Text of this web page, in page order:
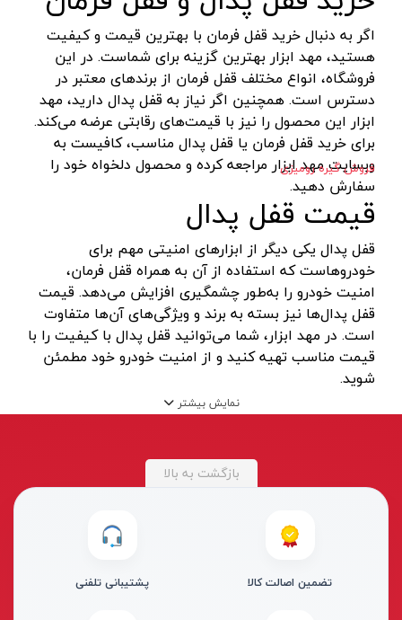
اینورتر جوشکاری
دستگاه جوش CO2
جوش تیگ-آرگون
دستگاه برش
کابل جوشکاری
ترانس جوش
سرپیک برشکاری
دسته هوا برش
ماسک جوشکاری
سایر ابزار جوشکاری
دستگاه های جوش لوله پلی اتیلن
کیت جوشکاری
دستگاه جوش الکتروفیوژن
خشک کن الکترود
میز برش
جاروبرقی صنعتی
سوماک- SUMAKE
هانیکو- HANICO
بوکی-BOKY
المکس- ELMAX
پوتیان- PUTIAN
زد سی سی- ZCC
هیرو- HERO
لکا- LEKA
آکاد- ACCUD
اشتیل- STIHL
شپخ- SCHEPPACH
تهران کیت- TEHRANKIT
فردان الکتریک- FARDAN ELECTRIC
صورتی
قهوه ای
دودی
نارنجی - سفید
آبی- مشکی- سفید
جنگلی
قرمز- طوسی
قرمز- مشکی- طوسی
بفش
RGB
طوسی روشن
سفید-آفتابی
سفید_آفتابی_انبه‌ای
سفید-نچرال-آفتابی
اگر به دنبال خرید قفل فرمان با بهترین قیمت و کیفیت
هستید، مهد ابزار بهترین گزینه برای شماست. در این
فروشگاه، انواع مختلف قفل فرمان از برندهای معتبر در
دسترس است. همچنین اگر نیاز به قفل پدال دارید، مهد
ابزار این محصول را نیز با قیمت‌های رقابتی عرضه می‌کند.
برای خرید قفل فرمان یا قفل پدال مناسب، کافیست به
وبسایت مهد ابزار مراجعه کرده و محصول دلخواه خود را
سفارش دهید.
فروش گیره رومیزی
قیمت قفل پدال
قفل پدال یکی دیگر از ابزارهای امنیتی مهم برای
خودروهاست که استفاده از آن به همراه قفل فرمان،
امنیت خودرو را به‌طور چشمگیری افزایش می‌دهد. قیمت
قفل پدال‌ها نیز بسته به برند و ویژگی‌های آن‌ها متفاوت
است. در مهد ابزار، شما می‌توانید قفل پدال با کیفیت را با
قیمت مناسب تهیه کنید و از امنیت خودرو خود مطمئن
شوید.
نمایش بیشتر
بازگشت به بالا
تضمین اصالت کالا پشتیبانی تلفنی